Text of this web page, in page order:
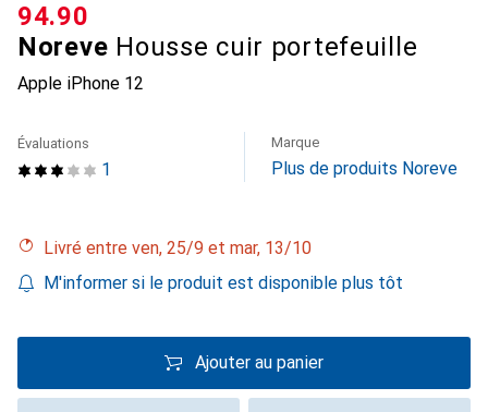
Noreve Housse cuir portefeuille
Apple iPhone 12
CHF
94.90
1
Évaluations Marque
Plus de produits Noreve
Livré entre ven, 25/9 et mar, 13/10
M'informer si le produit est disponible plus tôt
Ajouter au panier